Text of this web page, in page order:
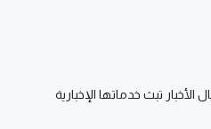
تبث خدماتها الإخبارية